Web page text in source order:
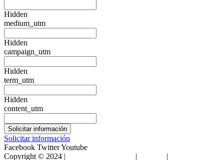
Hidden
medium_utm
Hidden
campaign_utm
Hidden
term_utm
Hidden
content_utm
Solicitar información
Facebook TwitterYoutube
Copyright © 2024 |
| |